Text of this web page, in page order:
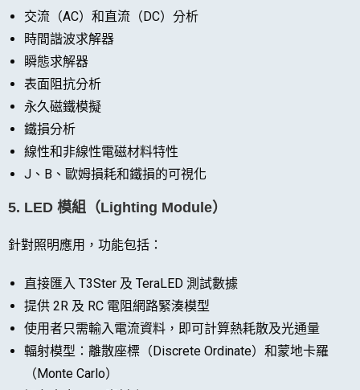
交流（AC）和直流（DC）分析
時間諧波求解器
瞬態求解器
表面阻抗分析
永久磁鐵模擬
鐵損分析
線性和非線性電磁材料特性
J、B、歐姆損耗和鐵損的可視化
5. LED 模組（Lighting Module）
針對照明應用，功能包括：
直接匯入 T3Ster 及 TeraLED 測試數據
提供 2R 及 RC 電阻網路緊湊模型
使用者只需輸入電流資料，即可計算熱耗散及光通量
輻射模型：離散座標（Discrete Ordinate）和蒙地卡羅
（Monte Carlo）